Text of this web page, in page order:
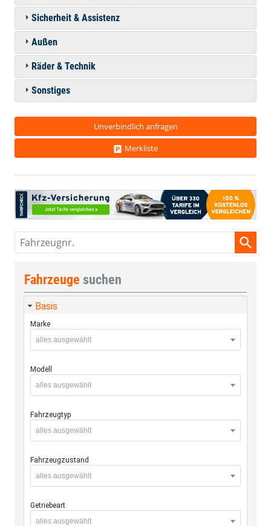
Sicherheit & Assistenz
Außen
Räder & Technik
Sonstiges
Unverbindlich anfragen
Merkliste
Fahrzeugnr.
Fahrzeuge suchen
Basis
Marke
alles ausgewählt
Modell
alles ausgewählt
Fahrzeugtyp
alles ausgewählt
Fahrzeugzustand
alles ausgewählt
Getriebeart
alles ausgewählt